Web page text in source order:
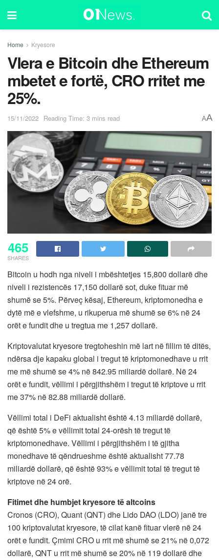
Home Kryesore
Vlera e Bitcoin dhe Ethereum
mbetet e fortë, CRO rritet me
25%.
15/11/2022 Reading Time: 3 mins read AA
465
SHARES
Bitcoin u hodh nga niveli i mbështetjes 15,800 dollarë dhe
niveli i rezistencës 17,150 dollarë sot, duke fituar më
shumë se 5%. Përveç kësaj, Ethereum, kriptomonedha e
dytë më e vlefshme, u rikuperua më shumë se 6% në 24
orët e fundit dhe u tregtua me 1,257 dollarë.
Kriptovalutat kryesore tregtoheshin më lart në fillim të ditës,
ndërsa dje kapaku global i tregut të kriptomonedhave u rrit
me më shumë se 4% në 842.95 miliardë dollarë. Në 24
orët e fundit, vëllimi i përgjithshëm i tregut të kriptove u rrit
me 37% në 82.88 miliardë dollarë.
Vëllimi total i DeFi aktualisht është 4.13 miliardë dollarë,
që është 5% e vëllimit total 24-orësh të tregut të
kriptomonedhave. Vëllimi i përgjithshëm i të gjitha
monedhave të qëndrueshme është aktualisht 77.78
miliardë dollarë, që është 93% e vëllimit total të tregut të
kriptove në 24 orë.
Fitimet dhe humbjet kryesore të altcoins
Cronos (CRO), Quant (QNT) dhe Lido DAO (LDO) janë tre
100 kriptovalutat kryesore, të cilat kanë fituar vlerë në 24
orët e fundit. Çmimi CRO u rrit më shumë se 21% në 0,072
dollarë, QNT u rrit më shumë se 20% në 119 dollarë dhe